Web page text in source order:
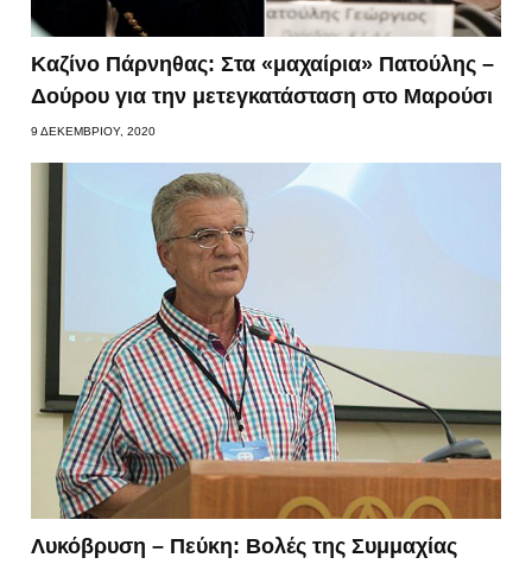
Καζίνο Πάρνηθας: Στα «μαχαίρια» Πατούλης –
Δούρου για την μετεγκατάσταση στο Μαρούσι
9 ΔΕΚΕΜΒΡΊΟΥ, 2020
Λυκόβρυση – Πεύκη: Βολές της Συμμαχίας